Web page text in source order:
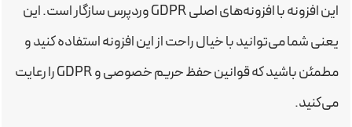
این افزونه با افزونه‌های اصلی GDPR وردپرس سازگار است. این
یعنی شما می‌توانید با خیال راحت از این افزونه استفاده کنید و
مطمئن باشید که قوانین حفظ حریم خصوصی و GDPR را رعایت
می‌کنید.